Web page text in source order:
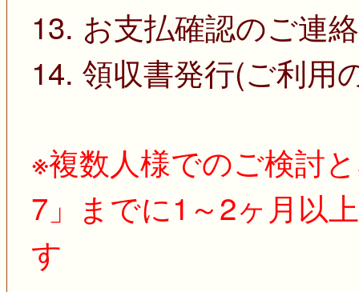
13. お支払確認のご連絡
14. 領収書発行(ご利用
※複数人様でのご検討
7」までに1～2ヶ月以
す